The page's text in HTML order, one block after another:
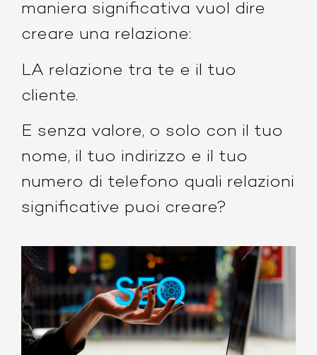
maniera significativa vuol dire
creare una relazione:
LA relazione tra te e il tuo
cliente.
E senza valore, o solo con il tuo
nome, il tuo indirizzo e il tuo
numero di telefono quali relazioni
significative puoi creare?